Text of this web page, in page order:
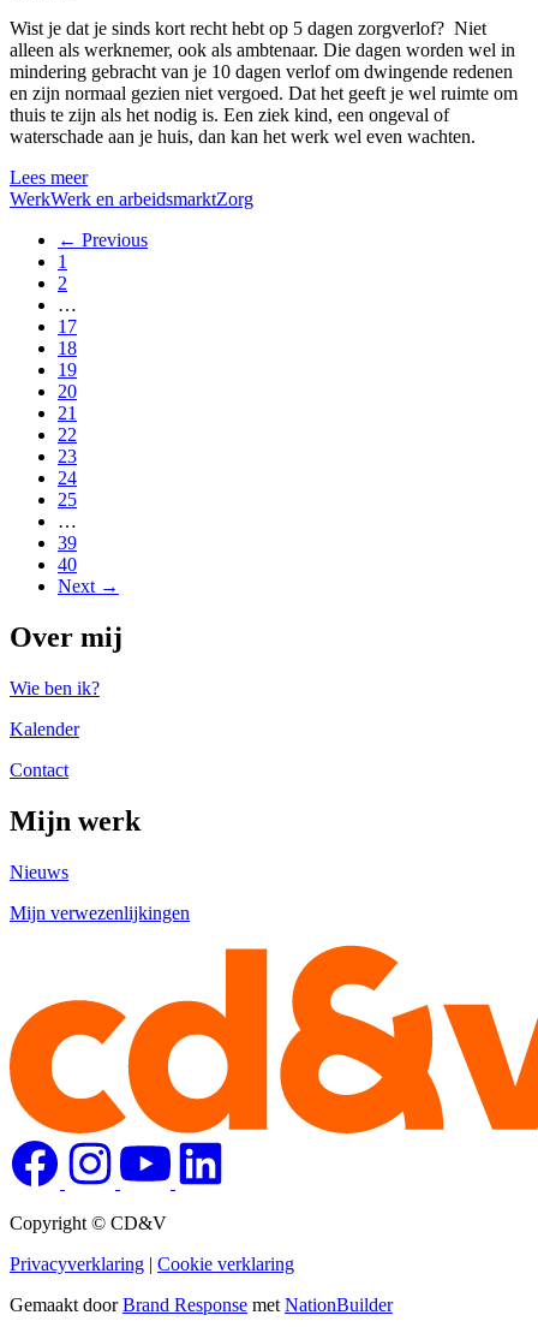
Wist je dat je sinds kort recht hebt op 5 dagen zorgverlof? Niet
alleen als werknemer, ook als ambtenaar. Die dagen worden wel in
mindering gebracht van je 10 dagen verlof om dwingende redenen
en zijn normaal gezien niet vergoed. Dat het geeft je wel ruimte om
thuis te zijn als het nodig is. Een ziek kind, een ongeval of
waterschade aan je huis, dan kan het werk wel even wachten.
Lees meer
WerkWerk en arbeidsmarktZorg
← Previous
1
2
…
17
18
19
20
21
22
23
24
25
…
39
40
Next →
Over mij
Wie ben ik?
Kalender
Contact
Mijn werk
Nieuws
Mijn verwezenlijkingen
Copyright © CD&V
Privacyverklaring | Cookie verklaring
Gemaakt doorBrand Response met NationBuilder